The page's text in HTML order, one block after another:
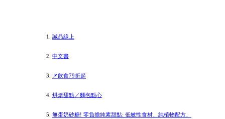
誠品線上
中文書
📌飲食79折起
烘焙甜點／麵包點心
無蛋奶砂糖! 零負擔純素甜點: 低敏性食材、純植物配方、